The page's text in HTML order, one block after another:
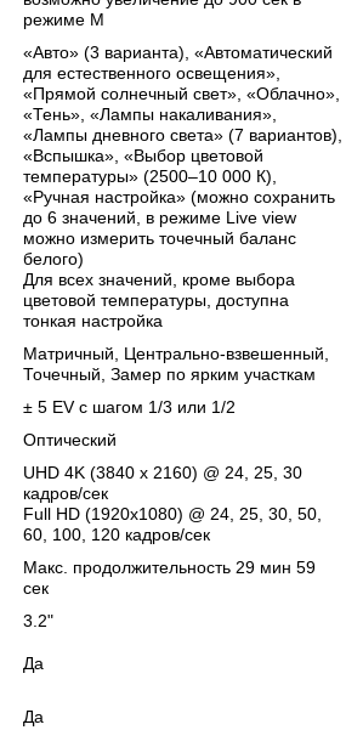
режиме M
«Авто» (3 варианта), «Автоматический
для естественного освещения»,
«Прямой солнечный свет», «Облачно»,
«Тень», «Лампы накаливания»,
«Лампы дневного света» (7 вариантов),
«Вспышка», «Выбор цветовой
температуры» (2500–10 000 К),
«Ручная настройка» (можно сохранить
до 6 значений, в режиме Live view
можно измерить точечный баланс
белого)
Для всех значений, кроме выбора
цветовой температуры, доступна
тонкая настройка
Матричный, Центрально-взвешенный,
Точечный, Замер по ярким участкам
± 5 EV с шагом 1/3 или 1/2
Оптический
UHD 4K (3840 x 2160) @ 24, 25, 30
кадров/сек
Full HD (1920x1080) @ 24, 25, 30, 50,
60, 100, 120 кадров/сек
Макс. продолжительность 29 мин 59
сек
3.2"
Да
Да